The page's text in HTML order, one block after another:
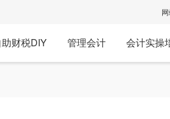
助财税DIY 管理会计 会计实操